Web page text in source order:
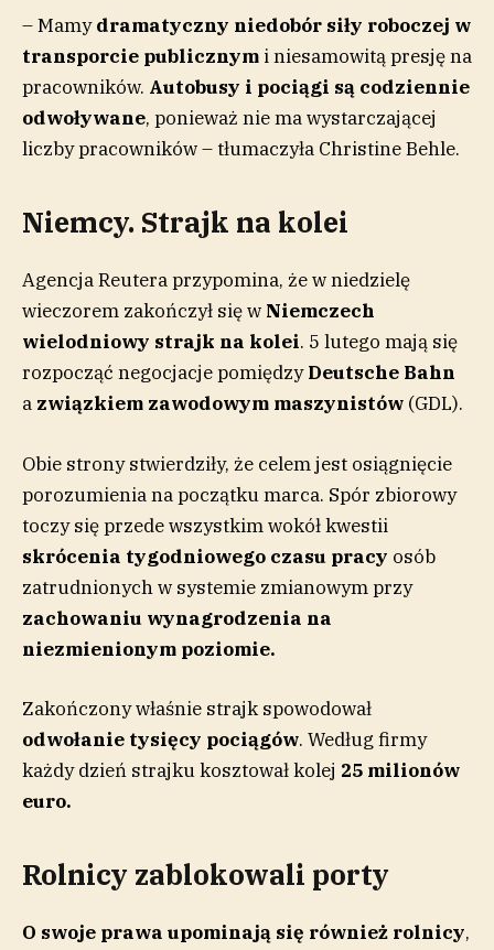
– Mamydramatyczny niedobór siły roboczej w
transporcie publicznym i niesamowitą presję na
pracowników. Autobusy i pociągi są codziennie
odwoływane, ponieważ nie ma wystarczającej
liczby pracowników – tłumaczyła Christine Behle.
Niemcy. Strajk na kolei
Agencja Reutera przypomina, że w niedzielę
wieczorem zakończył się w Niemczech
wielodniowy strajk na kolei. 5 lutego mają się
rozpocząć negocjacje pomiędzyDeutsche Bahn
a związkiem zawodowym maszynistów (GDL).
Obie strony stwierdziły, że celem jest osiągnięcie
porozumienia na początku marca. Spór zbiorowy
toczy się przede wszystkim wokół kwestii
skrócenia tygodniowego czasu pracy osób
zatrudnionych w systemie zmianowym przy
zachowaniu wynagrodzenia na
niezmienionym poziomie.
Zakończony właśnie strajk spowodował
odwołanie tysięcy pociągów. Według firmy
każdy dzień strajku kosztował kolej 25 milionów
euro.
Rolnicy zablokowali porty
O swoje prawa upominają się również rolnicy,